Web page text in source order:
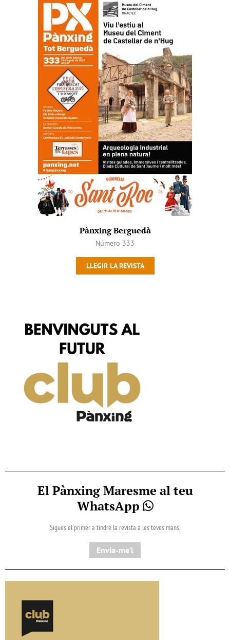
Pànxing Berguedà
Número 333
LLEGIR LA REVISTA
El Pànxing Maresme al teu
WhatsApp
Sigues el primer a tindre la revista a les teves mans.
Envia-me'l